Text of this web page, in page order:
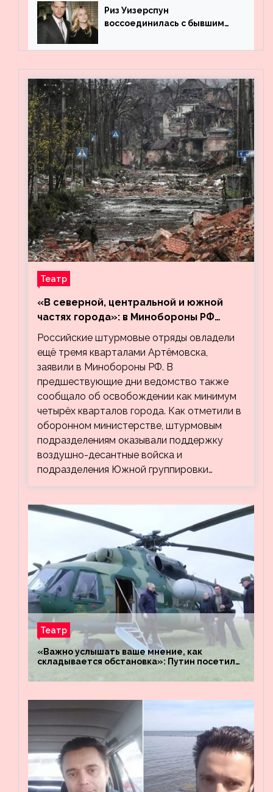
Риз Уизерспун
воссоединилась с бывшим
Театр
«В северной, центральной и южной
частях города»: в Минобороны РФ
заявили об освобождении ещё трёх
кварталов Артёмовска
Российские штурмовые отряды овладели
ещё тремя кварталами Артёмовска,
заявили в Минобороны РФ. В
предшествующие дни ведомство также
сообщало об освобождении как минимум
четырёх кварталов города. Как отметили в
оборонном министерстве, штурмовым
подразделениям оказывали поддержку
воздушно-десантные войска и
подразделения Южной группировки…
Театр
«Важно услышать ваше мнение, как
складывается обстановка»: Путин посетил
«Восток»